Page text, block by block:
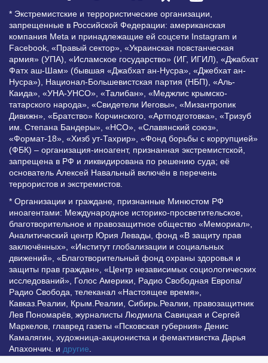
* Экстремистские и террористические организации,
запрещенные в Российской Федерации: американская
компания Meta и принадлежащие ей соцсети Instagram и
Facebook, «Правый сектор», «Украинская повстанческая
армия» (УПА), «Исламское государство» (ИГ, ИГИЛ), «Джабхат
Фатх аш-Шам» (бывшая «Джабхат ан-Нусра», «Джебхат ан-
Нусра»), Национал-Большевистская партия (НБП), «Аль-
Каида», «УНА-УНСО», «Талибан», «Меджлис крымско-
татарского народа», «Свидетели Иеговы», «Мизантропик
Дивижн», «Братство» Корчинского, «Артподготовка», «Тризуб
им. Степана Бандеры», «НСО», «Славянский союз»,
«Формат-18», «Хизб ут-Тахрир», «Фонд борьбы с коррупцией»
(ФБК) – организация-иноагент, признанная экстремистской,
запрещена в РФ и ликвидирована по решению суда; её
основатель Алексей Навальный включён в перечень
террористов и экстремистов.
* Организации и граждане, признанные Минюстом РФ
иноагентами: Международное историко-просветительское,
благотворительное и правозащитное общество «Мемориал»,
Аналитический центр Юрия Левады, фонд «В защиту прав
заключённых», «Институт глобализации и социальных
движений», «Благотворительный фонд охраны здоровья и
защиты прав граждан», «Центр независимых социологических
исследований», Голос Америки, Радио Свободная Европа/
Радио Свобода, телеканал «Настоящее время»,
Кавказ.Реалии, Крым.Реалии, Сибирь.Реалии, правозащитник
Лев Пономарёв, журналисты Людмила Савицкая и Сергей
Маркелов, главред газеты «Псковская губерния» Денис
Камалягин, художница-акционистка и фемактивистка Дарья
Апахончич. и другие